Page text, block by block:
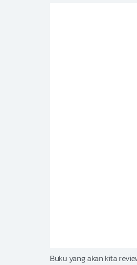
Buku yang akan kita